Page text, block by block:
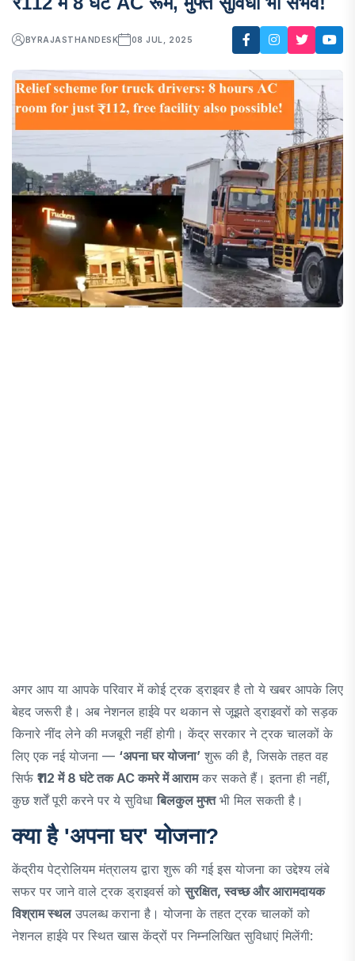
BY RAJASTHANDESK 08 JUL, 2025
अगर आप या आपके परिवार में कोई ट्रक ड्राइवर है तो ये खबर आपके लिए
बेहद जरूरी है। अब नेशनल हाईवे पर थकान से जूझते ड्राइवरों को सड़क
किनारे नींद लेने की मजबूरी नहीं होगी। केंद्र सरकार ने ट्रक चालकों के
लिए एक नई योजना — ‘अपना घर योजना’ शुरू की है, जिसके तहत वह
सिर्फ ₹112 में 8 घंटे तक AC कमरे में आरामकर सकते हैं। इतना ही नहीं,
कुछ शर्तें पूरी करने पर ये सुविधाबिलकुल मुफ्तभी मिल सकती है।
क्या है 'अपना घर' योजना?
केंद्रीय पेट्रोलियम मंत्रालय द्वारा शुरू की गई इस योजना का उद्देश्य लंबे
सफर पर जाने वाले ट्रक ड्राइवर्स कोसुरक्षित, स्वच्छ और आरामदायक
विश्राम स्थलउपलब्ध कराना है। योजना के तहत ट्रक चालकों को
नेशनल हाईवे पर स्थित खास केंद्रों पर निम्नलिखित सुविधाएं मिलेंगी: